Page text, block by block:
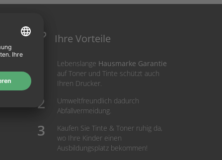
Ihre Vorteile
Lebenslange Hausmarke Garantie
auf Toner und Tinte schützt auch
Ihren Drucker.
Umweltfreundlich dadurch
Abfallvermeidung.
Kaufen Sie Tinte & Toner ruhig da,
wo Ihre Kinder einen
Ausbildungsplatz bekommen!